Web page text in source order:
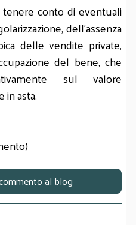
conto di eventuali
dell’assenza
delle vendite private,
del bene, che
sul valore
asta.
al blog